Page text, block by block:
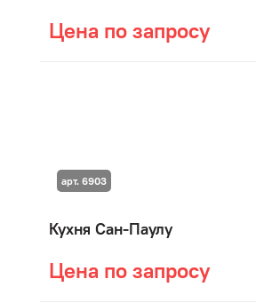
Цена по запросу
Кухня Сан-Паулу
Цена по запросу
арт. 6903